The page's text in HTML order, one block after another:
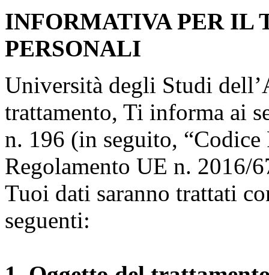
INFORMATIVA PER IL
PERSONALI
Università degli Studi
trattamento, Ti informa ai
n. 196 (in seguito, “Codice
Regolamento UE n. 2016/
Tuoi dati saranno trattati
seguenti: